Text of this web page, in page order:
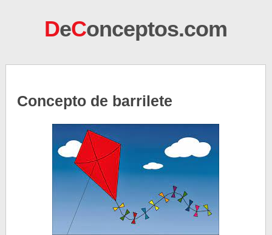
DeConceptos.com
Concepto de barrilete